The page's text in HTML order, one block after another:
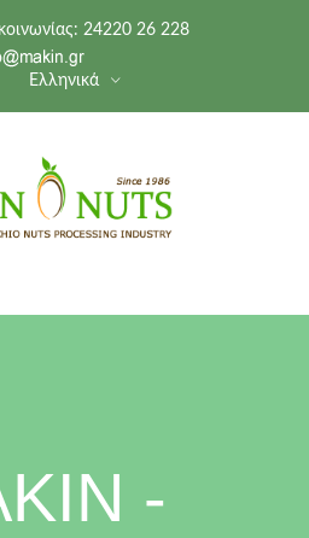
24220 26 228
Ελληνικά
-